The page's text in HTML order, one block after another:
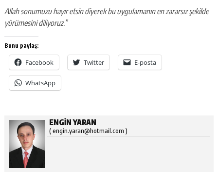
Allah sonumuzu hayır etsin diyerek bu uygulamanın en zararsız şekilde
yürümesini diliyoruz.”
Bunu paylaş:
Facebook Twitter E-posta
WhatsApp
ENGIN YARAN
( engin.yaran@hotmail.com )